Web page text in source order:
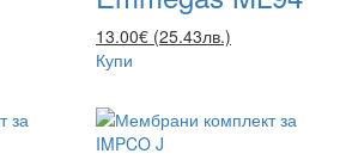
13.00€ (25.43лв.)
Купи